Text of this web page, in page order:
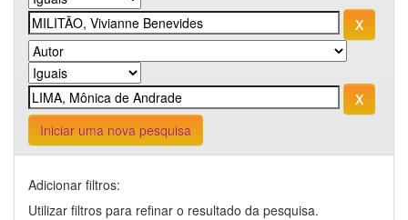
Iniciar uma nova pesquisa
Adicionar filtros:
Utilizar filtros para refinar o resultado da pesquisa.